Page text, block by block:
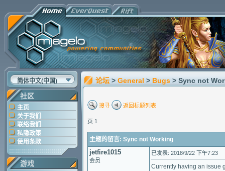
简体中文(中国)
社区
主页
关于我们
联络我们
私隐政策
使用条款
游戏
论坛 > General > Bugs > Sync not
搜寻 返回标题列表
页 1
主题的留言: Sync not Working
jetfire1015
会员
已发表: 2018/9/22 下午7:23
Currently having an issue